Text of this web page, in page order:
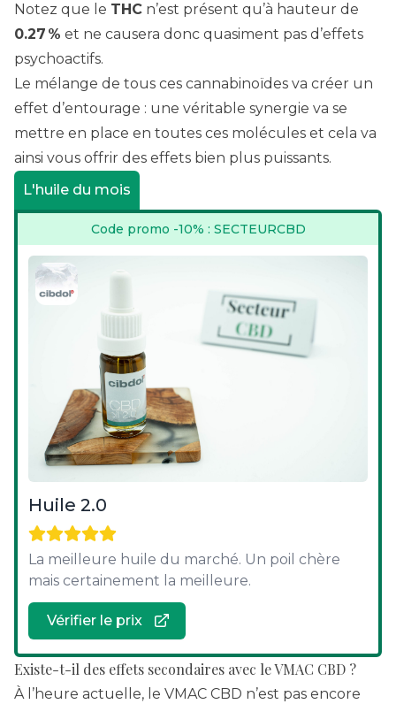
Notez que le THC n’est présent qu’à hauteur de
0.27 % et ne causera donc quasiment pas d’effets
psychoactifs.
Le mélange de tous ces cannabinoïdes va créer un
effet d’entourage : une véritable synergie va se
mettre en place en toutes ces molécules et cela va
ainsi vous offrir des effets bien plus puissants.
L'huile du mois
Code promo -10% : SECTEURCBD
Huile 2.0
La meilleure huile du marché. Un poil chère
mais certainement la meilleure.
Vérifier le prix
Existe-t-il des effets secondaires avec le VMAC CBD ?
À l’heure actuelle, le VMAC CBD n’est pas encore